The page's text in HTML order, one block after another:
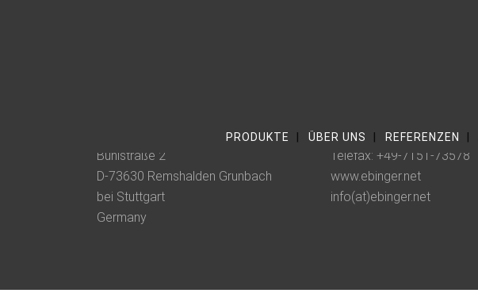
PRODUKTE ÜBER UNS REFERENZEN
Wilhelm Ebinger Metallwaren GmbH
Bühlstraße 2
D-73630 Remshalden Grunbach
bei Stuttgart
Germany
Telefon: +49-7151-71032
Telefax: +49-7151-73578
www.ebinger.net
info(at)ebinger.net